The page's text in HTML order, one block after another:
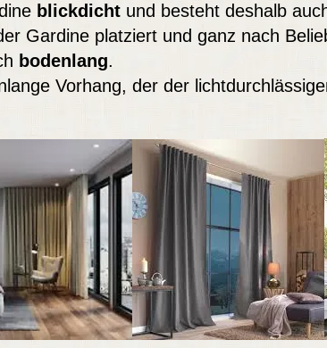
blickdicht und besteht deshalb
Gardine platziert und ganz nach
bodenlang.
Vorhang, der der